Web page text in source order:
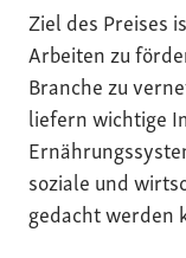
Ziel des Preises
Arbeiten zu
Branche zu
liefern wichtige
soziale und
gedacht werden